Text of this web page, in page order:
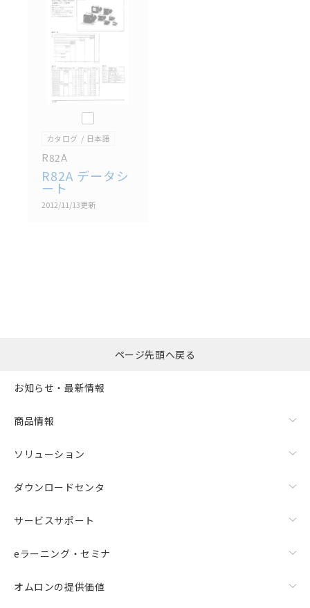
記載されているサービス内容や連絡先等は作成当時の
ものであり、変更・改定させていただいている可能性
があります。改めて当サイトの掲載内容をご確認のう
え、ご用命下さいますようお願いいたします。
このカタログを選択
カタログ 日本語
R82A
R82A データシ
ート
2012/11/13更新
括ダウンロード
ページ先頭へ戻る
お知らせ・最新情報
商品情報
ソリューション
ダウンロードセンタ
サービスサポート
eラーニング・セミナ
オムロンの提供価値